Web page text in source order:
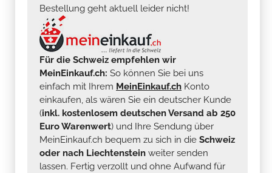
Bestellung geht aktuell leider nicht!
Für die Schweiz empfehlen wir
MeinEinkauf.ch: So können Sie bei uns
einfach mit Ihrem MeinEinkauf.ch Konto
einkaufen, als wären Sie ein deutscher Kunde
(inkl. kostenlosem deutschen Versand ab 250
Euro Warenwert) und Ihre Sendung über
MeinEinkauf.ch bequem zu sich in die Schweiz
oder nach Liechtenstein weiter senden
lassen. Fertig verzollt und ohne Aufwand für